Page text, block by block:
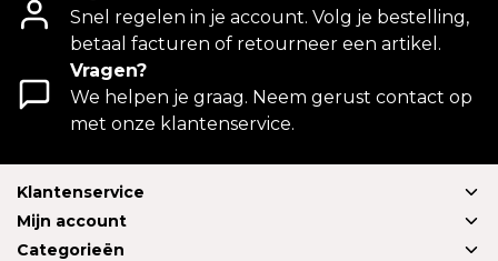
Snel regelen in je account. Volg je bestelling,
betaal facturen of retourneer een artikel.
Vragen?
We helpen je graag. Neem gerust contact op
met onze klantenservice.
Klantenservice
Mijn account
Categorieën